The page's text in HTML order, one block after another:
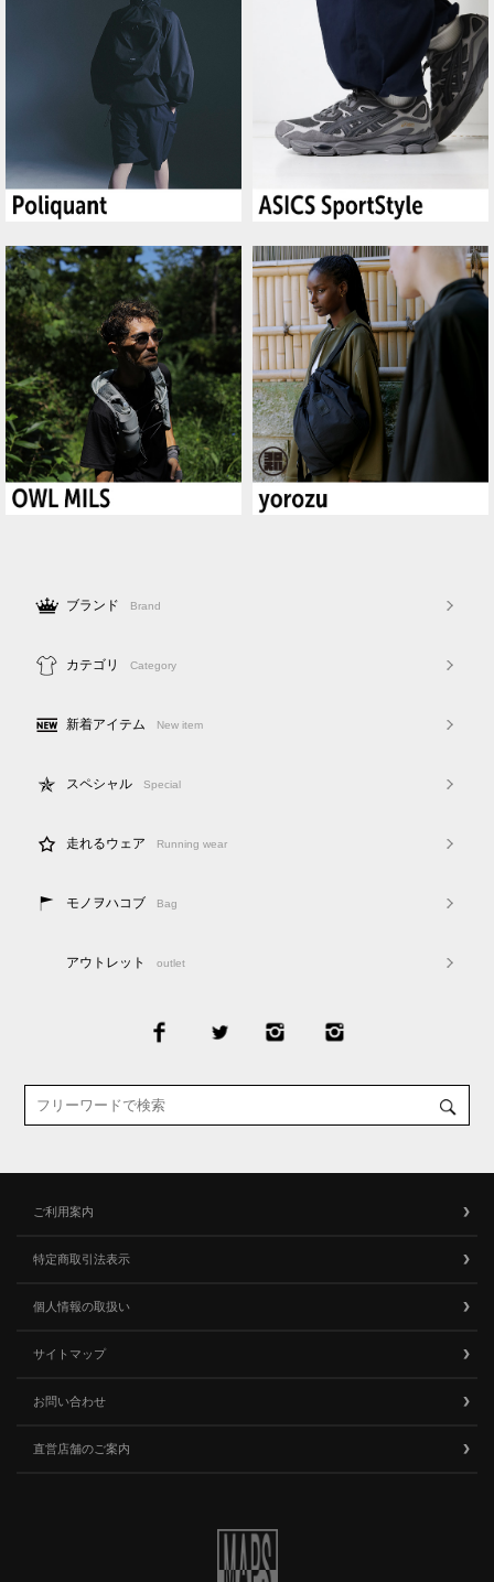
ブランド Brand
カテゴリ Category
新着アイテム New item
スペシャル Special
走れるウェア Running wear
モノヲハコブ Bag
アウトレット outlet
ご利用案内
特定商取引法表示
個人情報の取扱い
サイトマップ
お問い合わせ
直営店舗のご案内